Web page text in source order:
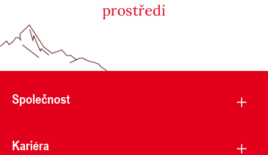
prostředí
Společnost
Kariéra